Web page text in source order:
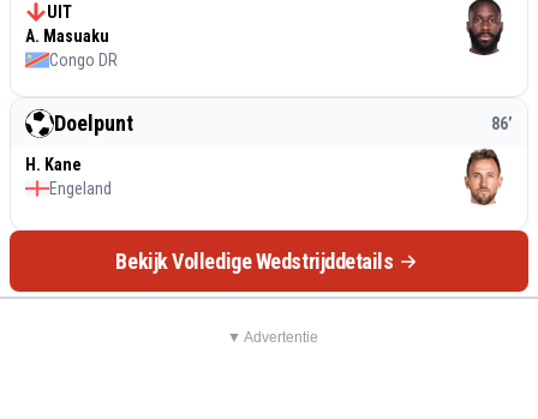
UIT
A. Masuaku
Congo DR
Doelpunt 86’
H. Kane
Engeland
Bekijk Volledige Wedstrijddetails
▼ Advertentie